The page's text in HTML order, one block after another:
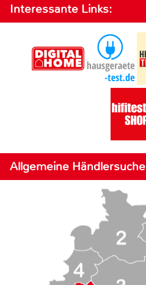
Interessante Links:
Allgemeine Händlersuche